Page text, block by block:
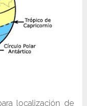
localización de